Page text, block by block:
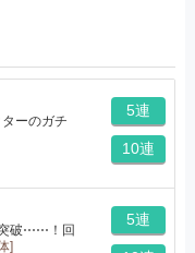
ーのガチ
5連
10連
突破⋯⋯！回
]
5連